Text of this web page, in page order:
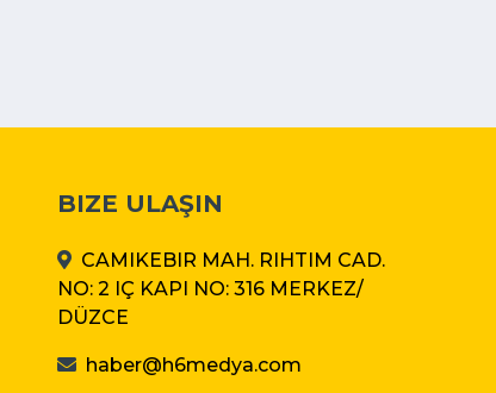
BIZE ULAŞIN
CAMIKEBIR MAH. RIHTIM CAD.
NO: 2 IÇ KAPI NO: 316 MERKEZ/
DÜZCE
haber@h6medya.com